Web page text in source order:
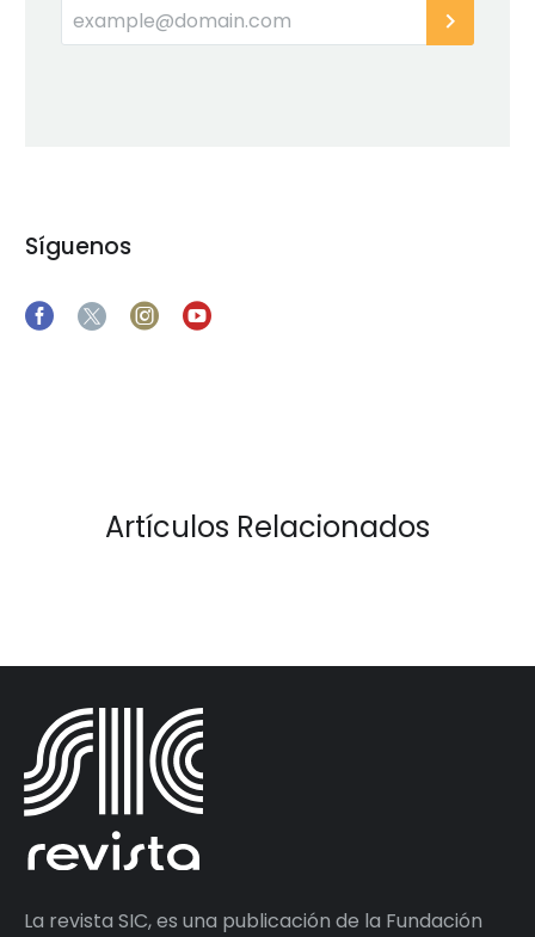
Síguenos
Artículos Relacionados
La revista SIC, es una publicación de la Fundación